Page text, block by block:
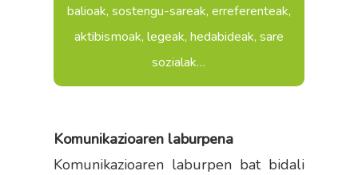
balioak, sostengu-sareak, erreferenteak,
aktibismoak, legeak, hedabideak, sare
sozialak…
Komunikazioaren laburpena
Komunikazioaren laburpen bat bidali